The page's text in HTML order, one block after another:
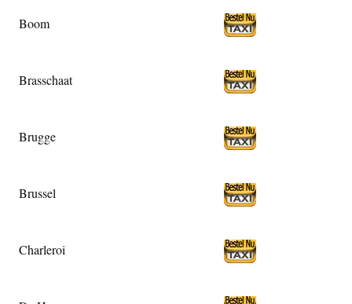
Boom
Brasschaat
Brugge
Brussel
Charleroi